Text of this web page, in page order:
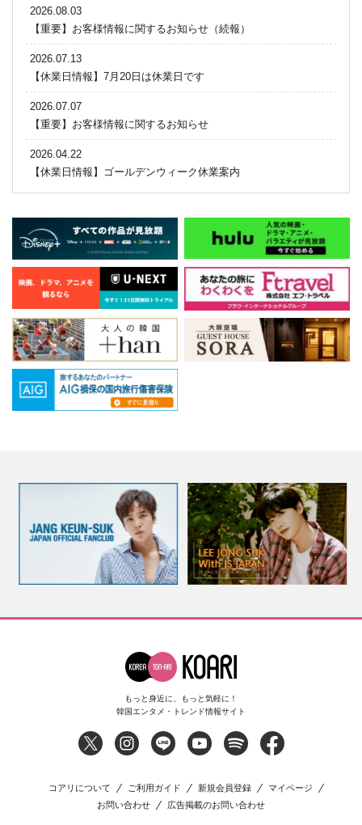
2026.08.03
【重要】お客様情報に関するお知らせ（続報）
2026.07.13
【休業日情報】7月20日は休業日です
2026.07.07
【重要】お客様情報に関するお知らせ
2026.04.22
【休業日情報】ゴールデンウィーク休業案内
もっと身近に、もっと気軽に！
韓国エンタメ・トレンド情報サイト
コアリについて ご利用ガイド 新規会員登録
マイページ
お問い合わせ
広告掲載のお問い合わせ